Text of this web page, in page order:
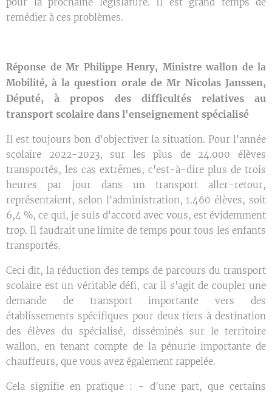
remédier à ces problèmes.
Réponse de Mr Philippe Henry, Ministre wallon de la
Mobilité, à la question orale de Mr Nicolas Janssen,
Député,à propos des difficultés relatives au
transport scolaire dans l'enseignement spécialisé
Il est toujours bon d'objectiver la situation. Pour l'année
scolaire 2022-2023, sur les plus de 24.000 élèves
transportés, les cas extrêmes, c'est-à-dire plus de trois
heures par jour dans un transport aller-retour,
représentaient, selon l'administration, 1.460 élèves, soit
6,4 %, ce qui, je suis d'accord avec vous, est évidemment
trop. Il faudrait une limite de temps pour tous les enfants
transportés.
Ceci dit, la réduction des temps de parcours du transport
scolaire est un véritable défi, car il s'agit de coupler une
demande de transport importante vers des
établissements spécifiques pour deux tiers à destination
des élèves du spécialisé, disséminés sur le territoire
wallon, en tenant compte de la pénurie importante de
chauffeurs, que vous avez également rappelée.
Cela signifie en pratique : - d'une part, que certains